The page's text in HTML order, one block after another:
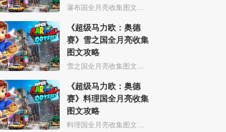
《超级马力欧：奥德
赛》雪之国全月亮收集
图文攻略
《超级马力欧：奥德
赛》料理国全月亮收集
图文攻略